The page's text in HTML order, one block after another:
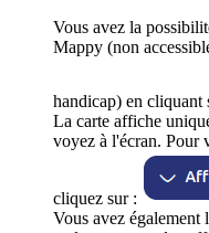
Vous avez la
Mappy (non
handicap) en cliquant
La carte affiche
voyez à l'écran. Pour
cliquez sur :
Vous avez également